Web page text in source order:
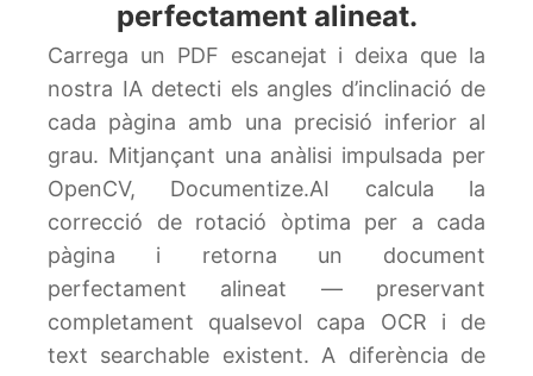
perfectament alineat.
Carrega un PDF escanejat i deixa que la
nostra IA detecti els angles d’inclinació de
cada pàgina amb una precisió inferior al
grau. Mitjançant una anàlisi impulsada per
OpenCV, Documentize.AI calcula la
correcció de rotació òptima per a cada
pàgina i retorna un document
perfectament alineat — preservant
completament qualsevol capa OCR i de
text searchable existent. A diferència de